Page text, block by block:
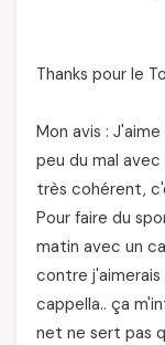
Thanks pour le
Mon avis :
peu du mal avec
très cohérent,
Pour faire du
matin avec un
contre
cappella.. ça
net ne sert pas